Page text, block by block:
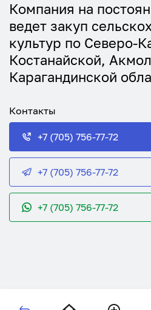
Компания на
ведет закуп
культур по Северо-
Костанайской,
Карагандинской
Контакты
+7 (705) 756-77-72
+7 (705) 756-77-72
+7 (705) 756-77-72